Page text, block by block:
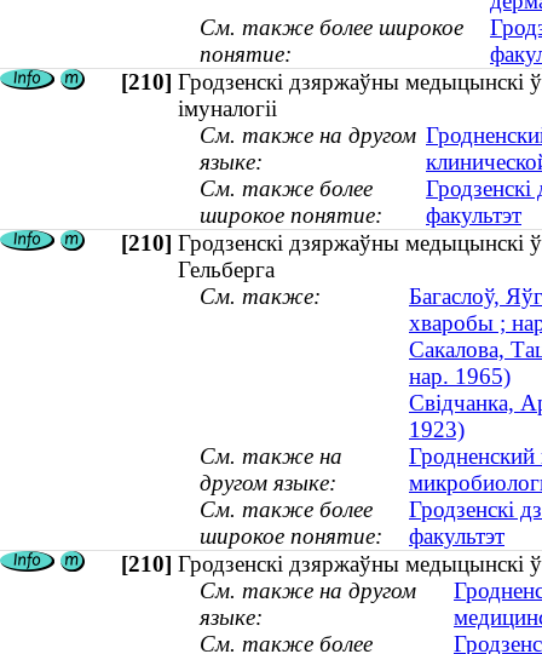
См. также более широкое
понятие:
[210] Гродзенскі дзяржаўны медыцынскі
імуналогіі
См. также на другом
языке:
См. также более
широкое понятие:
факультэт
[210] Гродзенскі дзяржаўны медыцынскі
Гельберга
См. также:
Багаслоў,
хваробы ;
Сакалова,
нар. 1965)
Свідчанка,
1923)
См. также на
другом языке:
Гродненский
См. также более
широкое понятие:
Гродзенскі
факультэт
[210] Гродзенскі дзяржаўны медыцынскі
См. также на другом
языке:
См. также более